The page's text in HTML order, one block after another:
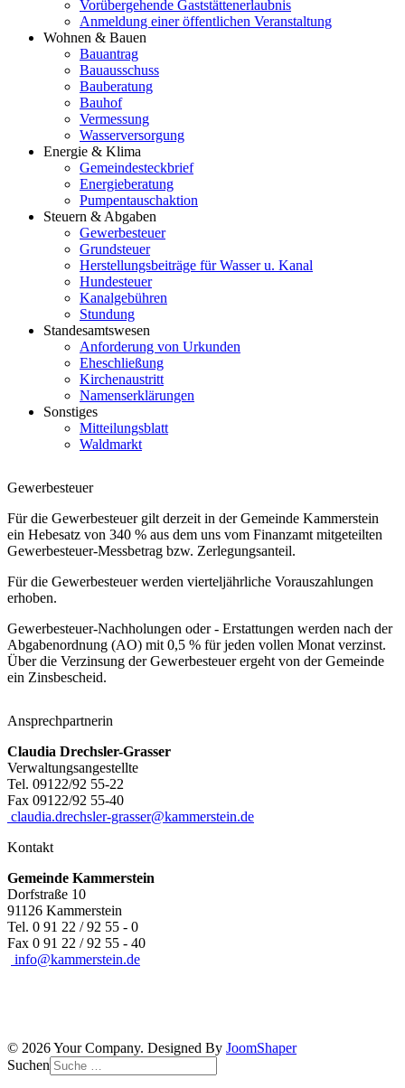
Vorübergehende Gaststättenerlaubnis
Anmeldung einer öffentlichen Veranstaltung
Wohnen & Bauen
Bauantrag
Bauausschuss
Bauberatung
Bauhof
Vermessung
Wasserversorgung
Energie & Klima
Gemeindesteckbrief
Energieberatung
Pumpentauschaktion
Steuern & Abgaben
Gewerbesteuer
Grundsteuer
Herstellungsbeiträge für Wasser u. Kanal
Hundesteuer
Kanalgebühren
Stundung
Standesamtswesen
Anforderung von Urkunden
Eheschließung
Kirchenaustritt
Namenserklärungen
Sonstiges
Mitteilungsblatt
Waldmarkt
Gewerbesteuer
Für die Gewerbesteuer gilt derzeit in der Gemeinde Kammerstein
ein Hebesatz von 340 % aus dem uns vom Finanzamt mitgeteilten
Gewerbesteuer-Messbetrag bzw. Zerlegungsanteil.
Für die Gewerbesteuer werden vierteljährliche Vorauszahlungen
erhoben.
Gewerbesteuer-Nachholungen oder - Erstattungen werden nach der
Abgabenordnung (AO) mit 0,5 % für jeden vollen Monat verzinst.
Über die Verzinsung der Gewerbesteuer ergeht von der Gemeinde
ein Zinsbescheid.
Ansprechpartnerin
Claudia Drechsler-Grasser
Verwaltungsangestellte
Tel. 09122/92 55-22
Fax 09122/92 55-40
claudia.drechsler-grasser@kammerstein.de
Kontakt
Gemeinde Kammerstein
Dorfstraße 10
91126 Kammerstein
Tel. 0 91 22 / 92 55 - 0
Fax 0 91 22 / 92 55 - 40
info@kammerstein.de
© 2026 Your Company. Designed By JoomShaper
Suchen